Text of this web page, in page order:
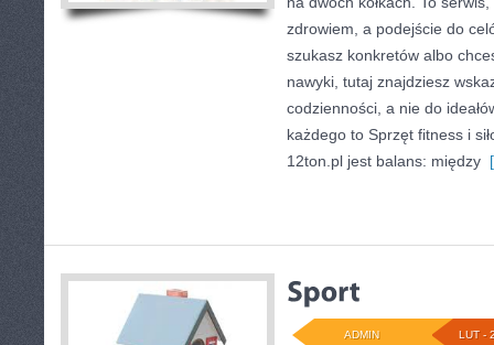
zdrowiem, a podejście do
szukasz konkretów albo
nawyki, tutaj znajdziesz
codzienności, a nie do
każdego to Sprzęt fitness i
12ton.pl jest balans: między
LUT -
ADMIN